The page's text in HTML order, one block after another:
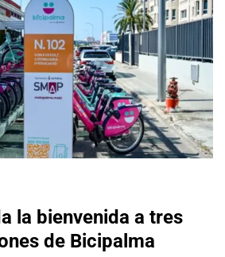
la bienvenida a tres
de Bicipalma